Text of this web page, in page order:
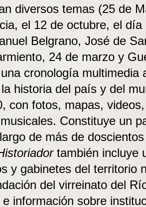
diversos temas (25 de
el 12 de octubre, el día
Belgrano, José de
24 de marzo y
cronología multimedia
historia del país y del
con fotos, mapas,
Constituye un
de más de
también incluye
y gabinetes del territorio
del virreinato del
información sobre